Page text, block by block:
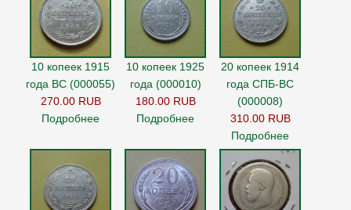
10 копеек 1915
года ВС (000055)
270.00 RUB
Подробнее
10 копеек 1925
года (000010)
180.00 RUB
Подробнее
20 копеек 1914
года СПБ-ВС
(000008)
310.00 RUB
Подробнее